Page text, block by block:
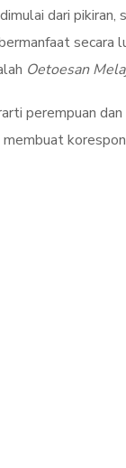
dari pikiran,
secara
Oetoesan
perempuan dan